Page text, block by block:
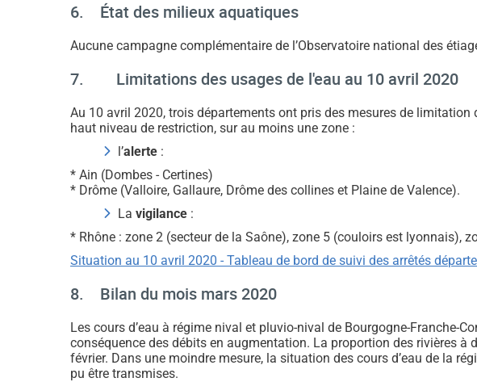
6. État des milieux aquatiques
Aucune campagne complémentaire de l’Observatoire national des
7. Limitations des usages de l'eau au 10 avril 2020
Au 10 avril 2020, trois départements ont pris des mesures de
haut niveau de restriction, sur au moins une zone :
l’alerte :
* Ain (Dombes - Certines)
* Drôme (Valloire, Gallaure, Drôme des collines et Plaine de Valence).
Lavigilance :
* Rhône : zone 2 (secteur de la Saône), zone 5 (couloirs est lyonnais),
Situation au 10 avril 2020 - Tableau de bord de suivi des arrêtés
8. Bilan du mois mars 2020
Les cours d’eau à régime nival et pluvio-nival de Bourgogne-Franche-
conséquence des débits en augmentation. La proportion des rivières
février. Dans une moindre mesure, la situation des cours d’eau de la
pu être transmises.